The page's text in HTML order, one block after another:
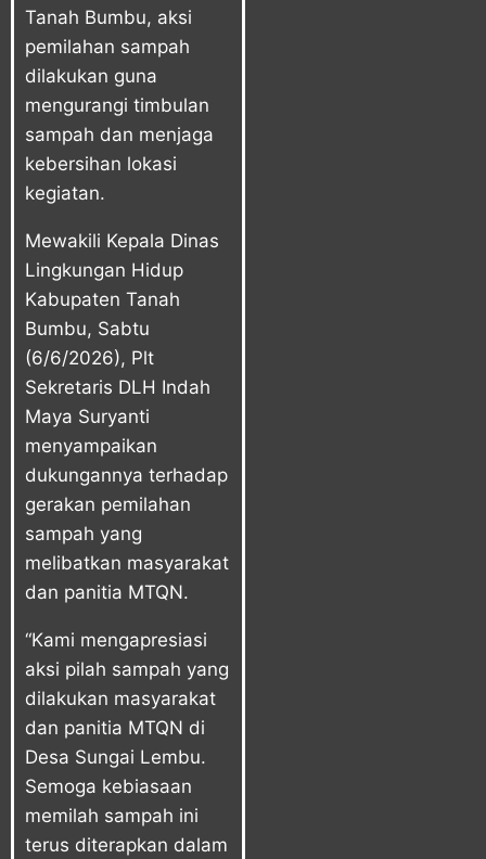
Tanah Bumbu, aksi
pemilahan sampah
dilakukan guna
mengurangi timbulan
sampah dan menjaga
kebersihan lokasi
kegiatan.
Mewakili Kepala Dinas
Lingkungan Hidup
Kabupaten Tanah
Bumbu, Sabtu
(6/6/2026), Plt
Sekretaris DLH Indah
Maya Suryanti
menyampaikan
dukungannya terhadap
gerakan pemilahan
sampah yang
melibatkan masyarakat
dan panitia MTQN.
“Kami mengapresiasi
aksi pilah sampah yang
dilakukan masyarakat
dan panitia MTQN di
Desa Sungai Lembu.
Semoga kebiasaan
memilah sampah ini
terus diterapkan dalam